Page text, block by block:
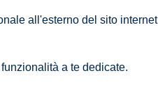
all'esterno del sito internet
a te dedicate.